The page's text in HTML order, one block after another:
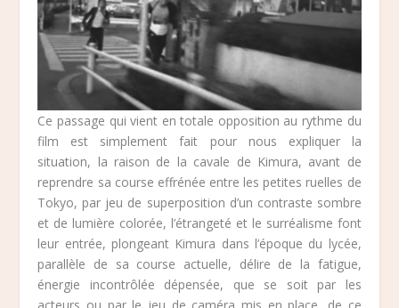
Ce passage qui vient en totale opposition au rythme du
film est simplement fait pour nous expliquer la
situation, la raison de la cavale de Kimura, avant de
reprendre sa course effrénée entre les petites ruelles de
Tokyo, par jeu de superposition d’un contraste sombre
et de lumière colorée, l’étrangeté et le surréalisme font
leur entrée, plongeant Kimura dans l’époque du lycée,
parallèle de sa course actuelle, délire de la fatigue,
énergie incontrôlée dépensée, que se soit par les
acteurs ou par le jeu de caméra mis en place, de ce